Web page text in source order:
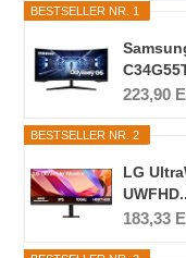
BESTSELLER NR. 1
223,90
BESTSELLER NR. 2
LG
183,33